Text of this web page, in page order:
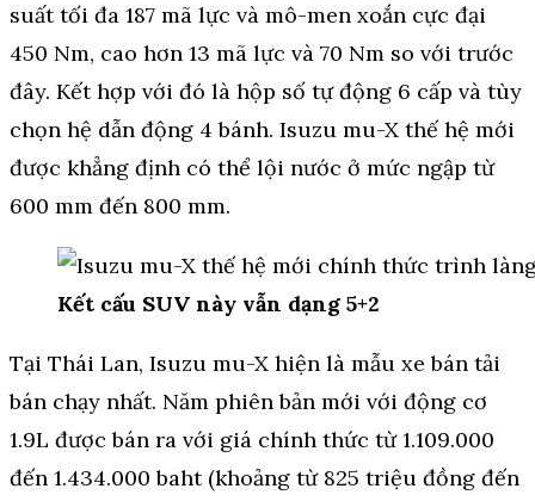
suất tối đa 187 mã lực và mô-men xoắn cực đại
450 Nm, cao hơn 13 mã lực và 70 Nm so với trước
đây. Kết hợp với đó là hộp số tự động 6 cấp và tùy
chọn hệ dẫn động 4 bánh. Isuzu mu-X thế hệ mới
được khẳng định có thể lội nước ở mức ngập từ
600 mm đến 800 mm.
Kết cấu SUV này vẫn dạng 5+2
Tại Thái Lan, Isuzu mu-X hiện là mẫu xe bán tải
bán chạy nhất. Năm phiên bản mới với động cơ
1.9L được bán ra với giá chính thức từ 1.109.000
đến 1.434.000 baht (khoảng từ 825 triệu đồng đến